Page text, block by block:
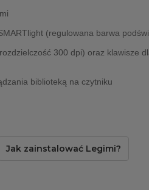
(regulowana barwa
300 dpi) oraz klawisze
biblioteką na czytniku
Jak zainstalować Legimi?